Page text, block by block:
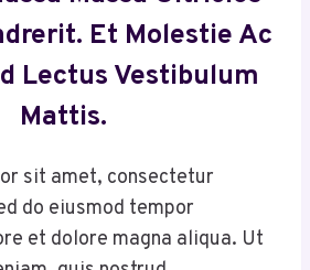
Et Molestie Ac
Lectus Vestibulum
Mattis.
sit amet, consectetur
do eiusmod tempor
et dolore magna aliqua. Ut